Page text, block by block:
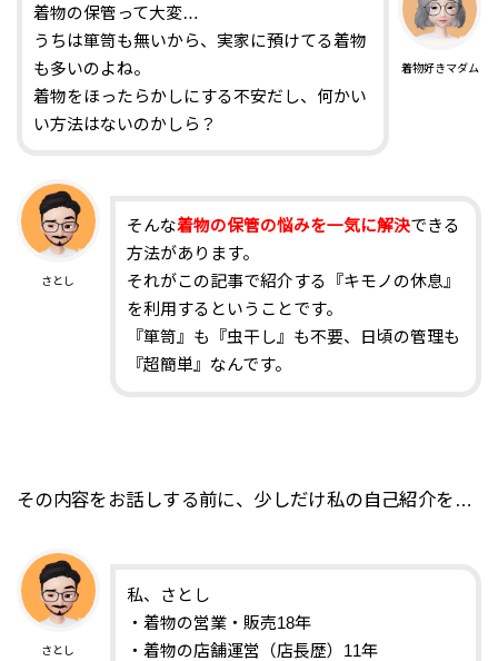
着物好きマダム
着物の保管って大変…
うちは箪笥も無いから、実家に預けてる着物
も多いのよね。
着物をほったらかしにする不安だし、何かい
い方法はないのかしら？
さとし
そんな着物の保管の悩みを一気に解決できる
方法があります。
それがこの記事で紹介する『キモノの休息』
を利用するということです。
『箪笥』も『虫干し』も不要、日頃の管理も
『超簡単』なんです。
その内容をお話しする前に、少しだけ私の自己紹介を…
さとし
私、さとし
・着物の営業・販売18年
・着物の店舗運営（店長歴）11年